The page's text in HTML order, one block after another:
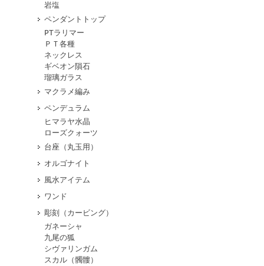
岩塩
ペンダントトップ
PTラリマー
ＰＴ各種
ネックレス
ギベオン隕石
瑠璃ガラス
マクラメ編み
ペンデュラム
ヒマラヤ水晶
ローズクォーツ
台座（丸玉用）
オルゴナイト
風水アイテム
ワンド
彫刻（カービング）
ガネーシャ
九尾の狐
シヴァリンガム
スカル（髑髏）